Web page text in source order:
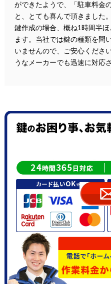
ができたようで、「駐車料金
と、とても喜んで頂きました
鍵作成の場合、概ね1時間半
ます。当社では鍵の種類を問
いませんので、ご安心くださ
うなメーカーでも迅速に対応